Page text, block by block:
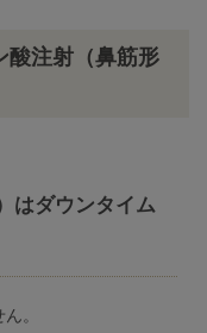
酸注射（鼻筋形
はダウンタイム
。